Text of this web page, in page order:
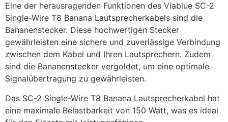
Eine der herausragenden Funktionen des Viablue SC-2
Single-Wire T8 Banana Lautsprecherkabels sind die
Bananenstecker. Diese hochwertigen Stecker
gewährleisten eine sichere und zuverlässige Verbindung
zwischen dem Kabel und Ihren Lautsprechern. Zudem
sind die Bananenstecker vergoldet, um eine optimale
Signalübertragung zu gewährleisten.
Das SC-2 Single-Wire T8 Banana Lautsprecherkabel hat
eine maximale Belastbarkeit von 150 Watt, was es ideal